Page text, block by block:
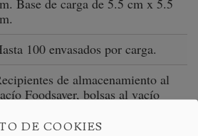
Base de carga de 5.5 cm x 5.5
100 envasados por carga.
de almacenamiento al
Foodsaver, bolsas al vacío
para botella de vino
DE COOKIES